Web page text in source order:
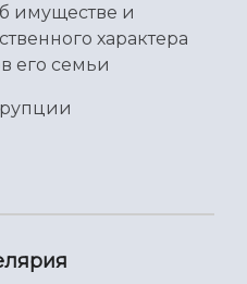
имуществе и
характера
его семьи